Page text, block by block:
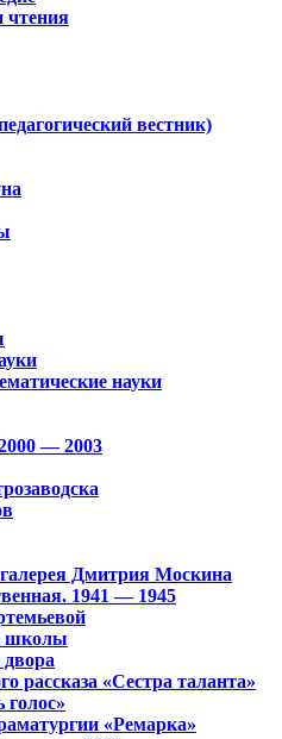
чтения
вестник)
науки
— 2003
Дмитрия Москина
1941 — 1945
школы
двора
рассказа «Сестра таланта»
голос»
«Ремарка»